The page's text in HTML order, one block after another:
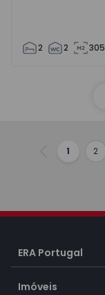
2 2 305
Anterior
1 2
ERA Portugal
Imóveis